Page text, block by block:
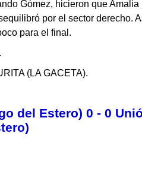
Gómez, hicieron que Amalia
por el sector derecho.
para el final.
(LA GACETA).
del Estero) 0 - 0